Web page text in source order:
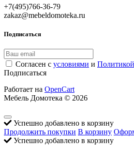
+7(495)766-36-79
zakaz@mebeldomoteka.ru
Подписаться
Согласен с условиями и
Подписаться
Работает на OpenCart
Мебель Домотека © 2026
Успешно добавлено в корзину
Продолжить покупки В корзину
Успешно добавлено в корзину